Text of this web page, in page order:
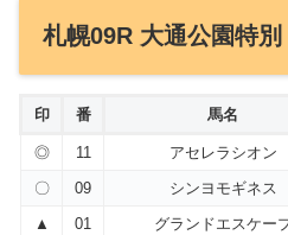
札幌09R 大通公園特
印 番 馬名
◎ 11 アセレラシオン
〇
09 シンヨモギネス
▲
01 グランドエスケー